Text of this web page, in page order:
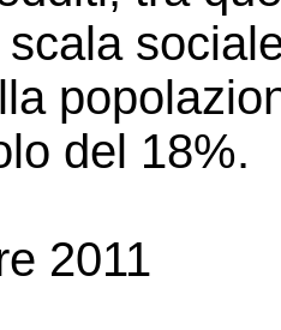
del 18%.
2011